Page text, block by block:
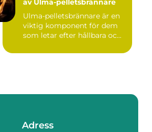
av Ulma-pelletsbrännare
Ulma-pelletsbrännare är en
viktig komponent för dem
som letar efter hållbara oc...
Adress